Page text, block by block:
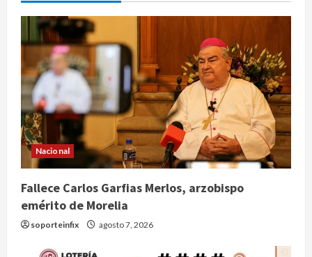
Nacional
Fallece Carlos Garfias Merlos, arzobispo
emérito de Morelia
soporteinfix agosto 7, 2026